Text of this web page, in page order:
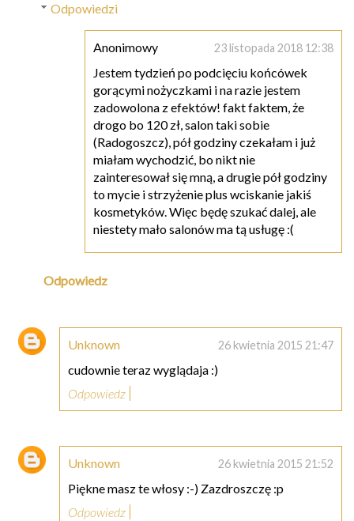
Odpowiedzi
Anonimowy 23 listopada 2018 12:38
Jestem tydzień po podcięciu końcówek
gorącymi nożyczkami i na razie jestem
zadowolona z efektów! fakt faktem, że
drogo bo 120 zł, salon taki sobie
(Radogoszcz), pół godziny czekałam i już
miałam wychodzić, bo nikt nie
zainteresował się mną, a drugie pół godziny
to mycie i strzyżenie plus wciskanie jakiś
kosmetyków. Więc będę szukać dalej, ale
niestety mało salonów ma tą usługę :(
Odpowiedz
Unknown 26 kwietnia 2015 21:47
cudownie teraz wyglądaja :)
Odpowiedz
Unknown 26 kwietnia 2015 21:52
Piękne masz te włosy :-) Zazdroszczę :p
Odpowiedz